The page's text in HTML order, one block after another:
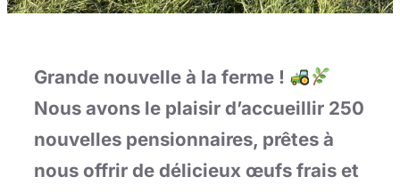
Grande nouvelle à la ferme !
Nous avons le plaisir d’accueillir 250
nouvelles pensionnaires, prêtes à
nous offrir de délicieux œufs frais et